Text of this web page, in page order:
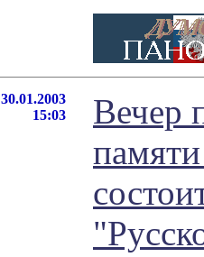
30.01.2003
15:03
Вечер